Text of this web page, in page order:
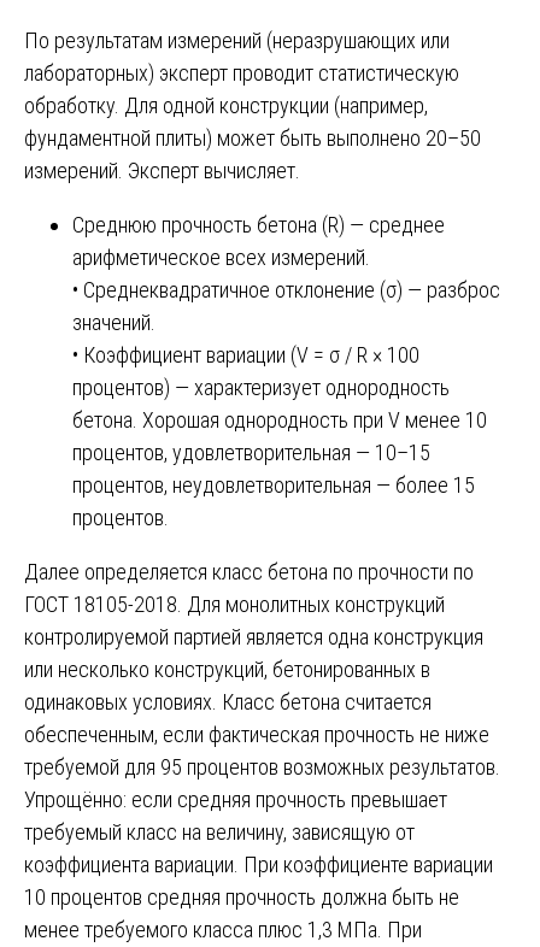
По результатам измерений (неразрушающих или
лабораторных) эксперт проводит статистическую
обработку. Для одной конструкции (например,
фундаментной плиты) может быть выполнено 20–50
измерений. Эксперт вычисляет.
Среднюю прочность бетона (R) — среднее
арифметическое всех измерений.
• Среднеквадратичное отклонение (σ) — разброс
значений.
• Коэффициент вариации (V = σ / R × 100
процентов) — характеризует однородность
бетона. Хорошая однородность при V менее 10
процентов, удовлетворительная — 10–15
процентов, неудовлетворительная — более 15
процентов.
Далее определяется класс бетона по прочности по
ГОСТ 18105-2018. Для монолитных конструкций
контролируемой партией является одна конструкция
или несколько конструкций, бетонированных в
одинаковых условиях. Класс бетона считается
обеспеченным, если фактическая прочность не ниже
требуемой для 95 процентов возможных результатов.
Упрощённо: если средняя прочность превышает
требуемый класс на величину, зависящую от
коэффициента вариации. При коэффициенте вариации
10 процентов средняя прочность должна быть не
менее требуемого класса плюс 1,3 МПа. При